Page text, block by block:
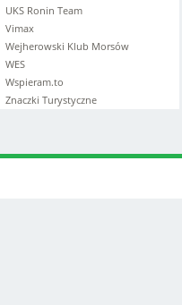
UKS Ronin Team
Vimax
Wejherowski Klub Morsów
WES
Wspieram.to
Znaczki Turystyczne